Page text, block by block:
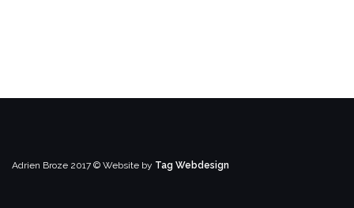
Adrien Broze 2017 © Website by Tag Webdesign